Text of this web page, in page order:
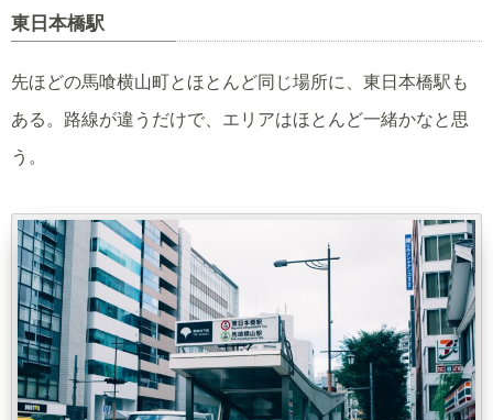
東日本橋駅
先ほどの馬喰横山町とほとんど同じ場所に、東日本橋駅も
ある。路線が違うだけで、エリアはほとんど一緒かなと思
う。